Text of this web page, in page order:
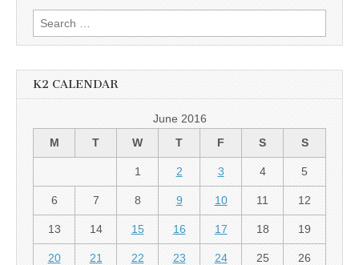
Search
for:
K2 CALENDAR
June 2016
M
T W T F S S
1 2 3 4 5
6 7 8 9 10 11 12
13 14 15 16 17 18 19
20 21 22 23 24 25 26